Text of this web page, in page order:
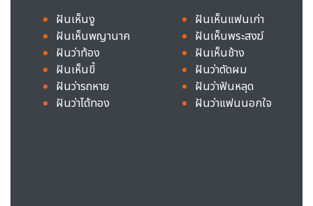
ฝันเห็นงู
ฝันเห็นพญานาค
ฝันว่าท้อง
ฝันเห็นขี้
ฝันว่ารถหาย
ฝันว่าได้ทอง
ฝันเห็นแฟนเก่า
ฝันเห็นพระสงฆ์
ฝันเห็นช้าง
ฝันว่าตัดผม
ฝันว่าฟันหลุด
ฝันว่าแฟนนอกใจ